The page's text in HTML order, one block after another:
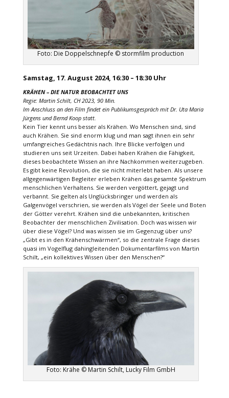
Foto: Die Doppelschnepfe © stormfilm production
Samstag, 17. August 2024, 16:30 – 18:30 Uhr
KRÄHEN – DIE NATUR BEOBACHTET UNS
Regie: Martin Schilt, CH 2023, 90 Min.
Im Anschluss an den Film findet ein Publikumsgespräch mit Dr. Uta Maria
Jürgens und Bernd Koop statt.
Kein Tier kennt uns besser als Krähen. Wo Menschen sind, sind
auch Krähen. Sie sind enorm klug und man sagt ihnen ein sehr
umfangreiches Gedächtnis nach. Ihre Blicke verfolgen und
studieren uns seit Urzeiten. Dabei haben Krähen die Fähigkeit,
dieses beobachtete Wissen an ihre Nachkommen weiterzugeben.
Es gibt keine Revolution, die sie nicht miterlebt haben. Als unsere
allgegenwärtigen Begleiter erleben Krähen das gesamte Spektrum
menschlichen Verhaltens. Sie werden vergöttert, gejagt und
verbannt. Sie gelten als Unglücksbringer und werden als
Galgenvögel verschrien, sie werden als Vögel der Seele und Boten
der Götter verehrt. Krähen sind die unbekannten, kritischen
Beobachter der menschlichen Zivilisation. Doch was wissen wir
über diese Vögel? Und was wissen sie im Gegenzug über uns?
„Gibt es in den Krähenschwärmen“, so die zentrale Frage dieses
quasi im Vogelflug dahingleitenden Dokumentarfilms von Martin
Schilt, „ein kollektives Wissen über den Menschen?“
Foto: Krähe © Martin Schilt, Lucky Film GmbH